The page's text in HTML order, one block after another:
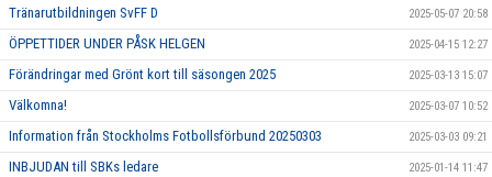
Tränarutbildningen SvFF D 2025-05-07 20:58
ÖPPETTIDER UNDER PÅSK HELGEN 2025-04-15 12:27
Förändringar med Grönt kort till säsongen 2025 2025-03-13 15:07
Välkomna! 2025-03-07 10:52
Information från Stockholms Fotbollsförbund 20250303 2025-03-03 09:21
INBJUDAN till SBKs ledare 2025-01-14 11:47